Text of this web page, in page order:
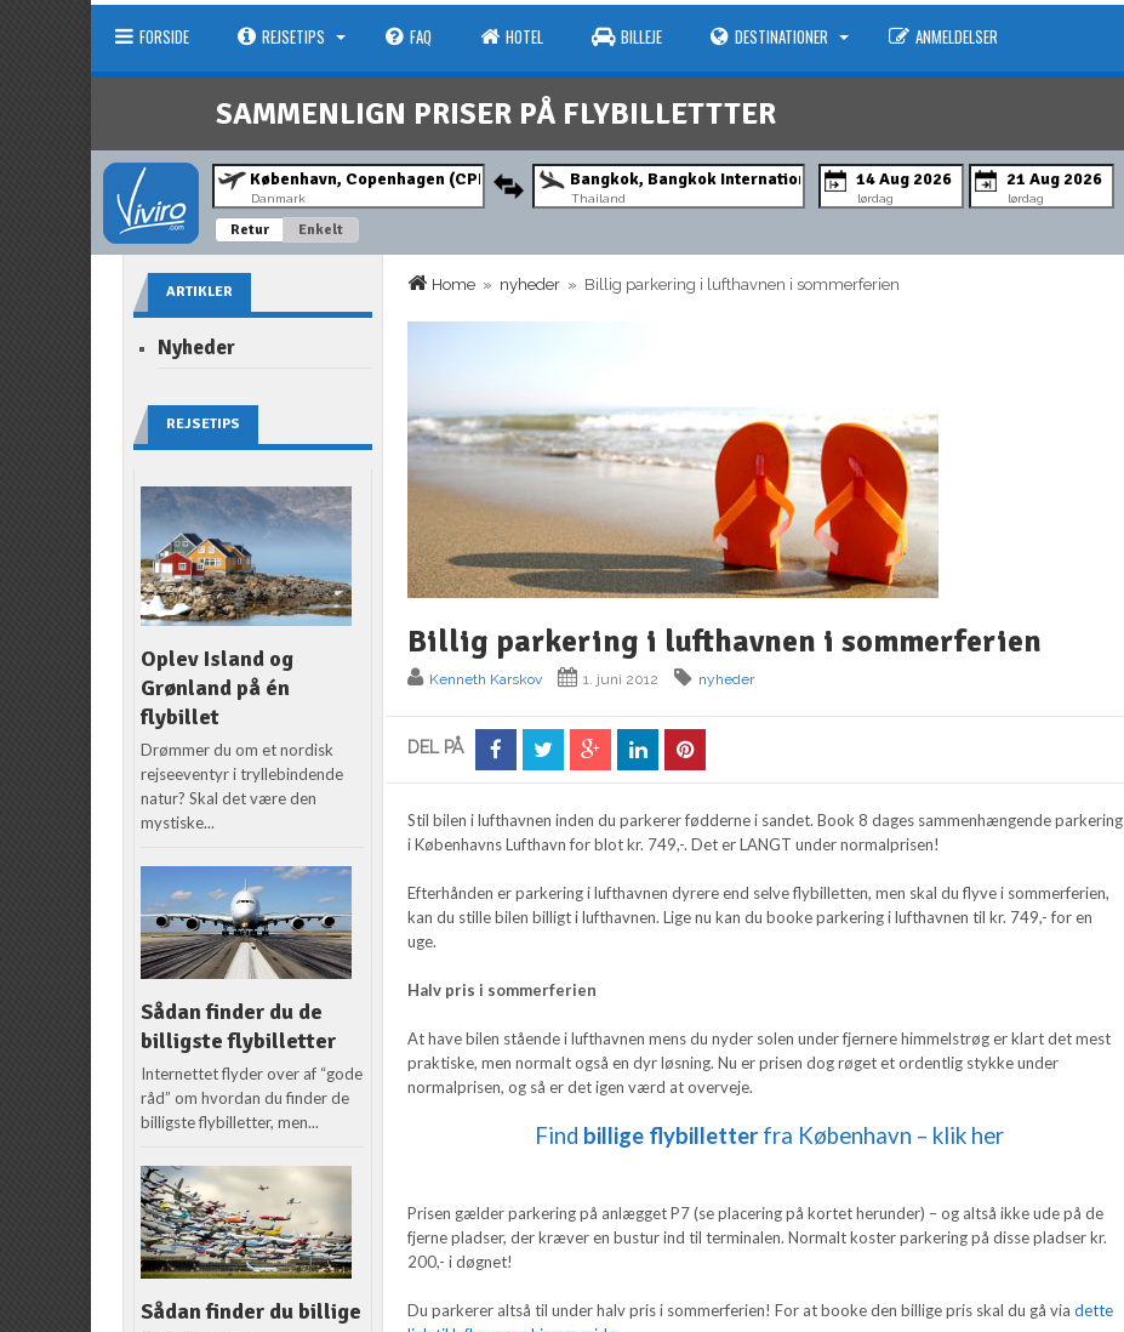
FORSIDE REJSETIPS FAQ HOTEL BILLEJE DESTINATIONER ANMELDELSER
SAMMENLIGN PRISER PÅ FLYBILLETTTER
Danmark Thailand lørdag lørdag
Retur Enkelt
Home » nyheder » Billig parkering i lufthavnen i sommerferien
Billig parkering i lufthavnen i sommerferien
Kenneth Karskov 1. juni 2012 nyheder
DEL PÅ
Stil bilen i lufthavnen inden du parkerer fødderne i sandet. Book 8 dages sammenhængende parkering
i Københavns Lufthavn for blot kr. 749,-. Det er LANGT under normalprisen!
Efterhånden er parkering i lufthavnen dyrere end selve flybilletten, men skal du flyve i sommerferien,
kan du stille bilen billigt i lufthavnen. Lige nu kan du booke parkering i lufthavnen til kr. 749,- for en
uge.
Halv pris i sommerferien
At have bilen stående i lufthavnen mens du nyder solen under fjernere himmelstrøg er klart det mest
praktiske, men normalt også en dyr løsning. Nu er prisen dog røget et ordentlig stykke under
normalprisen, og så er det igen værd at overveje.
Find billige flybilletter fra København – klik her
Prisen gælder parkering på anlægget P7 (se placering på kortet herunder) – og altså ikke ude på de
fjerne pladser, der kræver en bustur ind til terminalen. Normalt koster parkering på disse pladser kr.
200,- i døgnet!
Du parkerer altså til under halv pris i sommerferien! For at booke den billige pris skal du gå viadette
ARTIKLER
Nyheder
REJSETIPS
Oplev Island og
Grønland på én
flybillet
Drømmer du om et nordisk
rejseeventyr i tryllebindende
natur? Skal det være den
mystiske...
Sådan finder du de
billigste flybilletter
Internettet flyder over af “gode
råd” om hvordan du finder de
billigste flybilletter, men...
Sådan finder du billige